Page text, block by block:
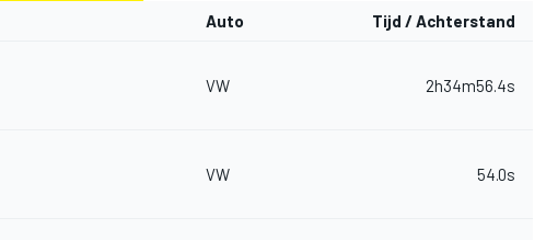
Auto Tijd / Achterstand
VW 2h34m56.4s
VW 54.0s